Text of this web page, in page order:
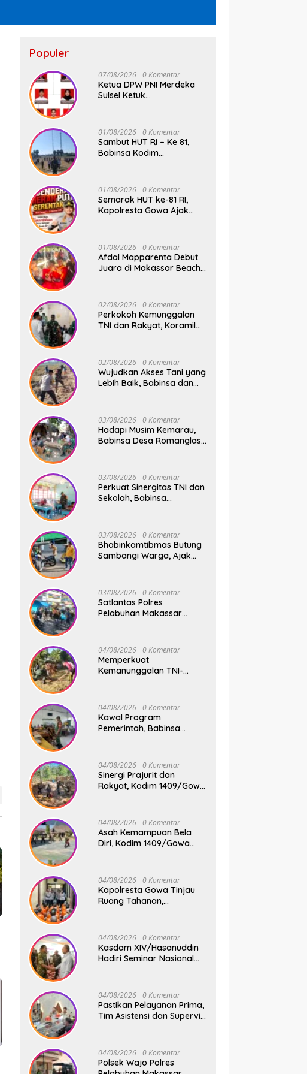
Populer
07/08/2026 0 Komentar
Ketua DPW PNI Merdeka
Sulsel Ketuk
2026
01/08/2026 0 Komentar
Sambut HUT RI – Ke 81,
Babinsa Kodim
Kedisiplinan Calon
Paskibraka Kecamatan
Bontonompo
01/08/2026 0 Komentar
Semarak HUT ke-81 RI,
Kapolresta Gowa Ajak
01/08/2026 0 Komentar
Afdal Mapparenta Debut
Juara di Makassar Beach
02/08/2026 0 Komentar
Perkokoh Kemunggalan
TNI dan Rakyat, Koramil
02/08/2026 0 Komentar
Wujudkan Akses Tani yang
Lebih Baik, Babinsa dan
Swadaya
03/08/2026 0 Komentar
Hadapi Musim Kemarau,
Babinsa Desa Romanglasa
Kesehatan
03/08/2026 0 Komentar
Perkuat Sinergitas TNI dan
Sekolah, Babinsa
Center Malakaji
03/08/2026 0 Komentar
Bhabinkamtibmas Butung
Sambangi Warga, Ajak
03/08/2026 0 Komentar
Satlantas Polres
Pelabuhan Makassar
Aman dan Lancar
04/08/2026 0 Komentar
Memperkuat
Kemanunggalan TNI-
Gelar Karya Bakti
Bersama Pemdes Jipang
04/08/2026 0 Komentar
Kawal Program
Pemerintah, Babinsa
Tetebatu Pantau
Penyaluran Makan Bergizi
Gratis di SD Inpres
Biringkaloro
04/08/2026 0 Komentar
Sinergi Prajurit dan
Rakyat, Kodim 1409/Gowa
V di Dua Lokasi Vital
04/08/2026 0 Komentar
Asah Kemampuan Bela
Diri, Kodim 1409/Gowa
Profesionalisme Prajurit
04/08/2026 0 Komentar
Kapolresta Gowa Tinjau
Ruang Tahanan,
04/08/2026 0 Komentar
Kasdam XIV/Hasanuddin
Hadiri Seminar Nasional
Desa
04/08/2026 0 Komentar
Pastikan Pelayanan Prima,
Tim Asistensi dan Supervisi
Samapta dan Command
Center Polresta Gowa
04/08/2026 0 Komentar
Polsek Wajo Polres